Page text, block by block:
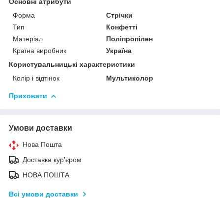
Форма
Стрічки
Тип
Конфетті
Матеріал
Поліпропілен
Країна виробник
Україна
Користувальницькі характеристики
Колір і відтінок
Мультиколор
Приховати
Умови доставки
Нова Пошта
Доставка кур'єром
НОВА ПОШТА
Всі умови доставки